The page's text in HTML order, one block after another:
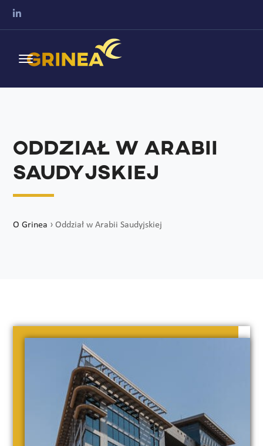
Oddział w Arabii
Saudyjskiej
O Grinea › Oddział w Arabii Saudyjskiej